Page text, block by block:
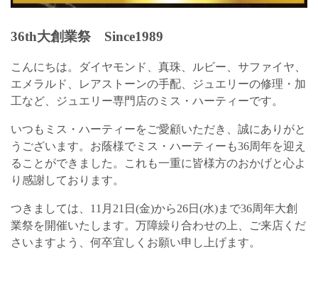
36th大創業祭 Since1989
こんにちは。ダイヤモンド、真珠、ルビー、サファイヤ、
エメラルド、レアストーンの手配、ジュエリーの修理・加
工など、ジュエリー専門店のミス・ハーティーです。
いつもミス・ハーティーをご愛顧いただき、誠にありがと
うございます。お蔭様でミス・ハーティーも36周年を迎え
ることができました。これも一重に皆様方のおかげと心よ
り感謝しております。
つきましては、11月21日(金)から26日(水)まで36周年大創
業祭を開催いたします。万障繰り合わせの上、ご来店くだ
さいますよう、何卒宜しくお願い申し上げます。